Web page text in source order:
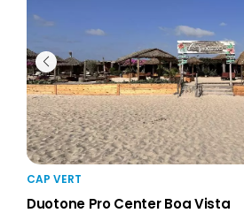
CAP VERT
Duotone Pro Center Boa Vista